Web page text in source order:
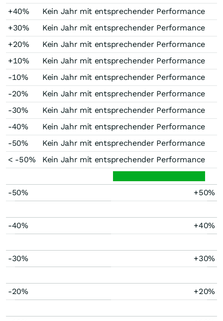
+40%
Kein Jahr mit entsprechender Performance
+30%
Kein Jahr mit entsprechender Performance
+20%
Kein Jahr mit entsprechender Performance
+10%
Kein Jahr mit entsprechender Performance
-10%
Kein Jahr mit entsprechender Performance
-20%
Kein Jahr mit entsprechender Performance
-30%
Kein Jahr mit entsprechender Performance
-40%
Kein Jahr mit entsprechender Performance
-50%
Kein Jahr mit entsprechender Performance
< -50%
Kein Jahr mit entsprechender Performance
-50% +50%
-40% +40%
-30% +30%
-20% +20%